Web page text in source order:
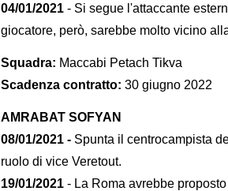
04/01/2021 - Si segue l'attaccante
giocatore, però, sarebbe molto vicino
Squadra: Maccabi Petach Tikva
Scadenza contratto: 30 giugno 2022
AMRABAT SOFYAN
08/01/2021 - Spunta il centrocampista
ruolo di vice Veretout.
19/01/2021 - La Roma avrebbe